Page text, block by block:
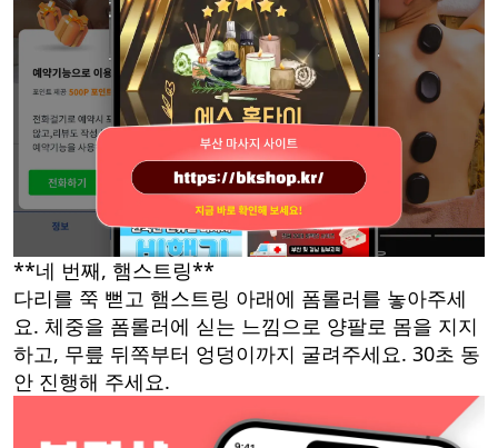
**네 번째, 햄스트링**
다리를 쭉 뻗고 햄스트링 아래에 폼롤러를 놓아주세
요. 체중을 폼롤러에 싣는 느낌으로 양팔로 몸을 지지
하고, 무릎 뒤쪽부터 엉덩이까지 굴려주세요. 30초 동
안 진행해 주세요.